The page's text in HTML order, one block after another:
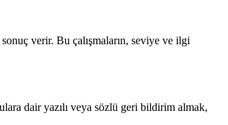
verir. Bu çalışmaların, seviye ve ilgi
dair yazılı veya sözlü geri bildirim almak,